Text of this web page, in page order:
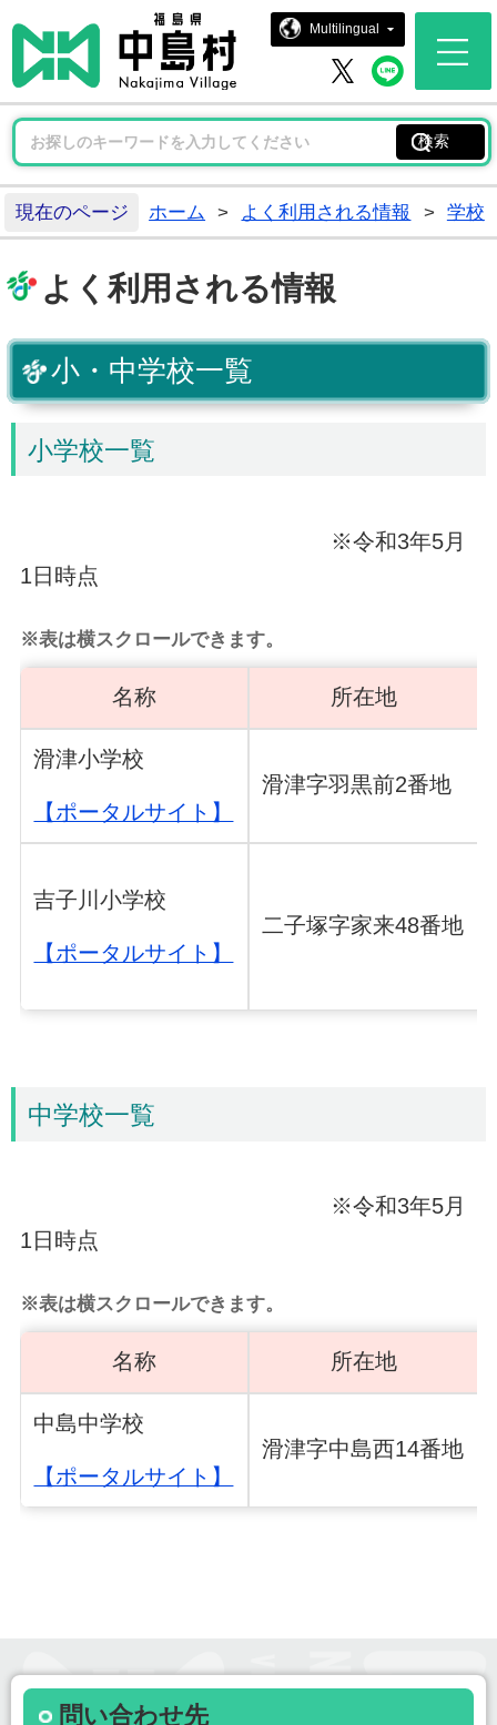
中島村ホ
Multilingual
中島村 X中島
現在のページ ホーム > よく利用される情報 > 学校
よく利用される情報
小・中学校一覧
小学校一覧
※令和3年5月
1日時点
※表は横スクロールできます。
名称 所在地
滑津小学校
【ポータルサイト】
滑津字羽黒前2番地
吉子川小学校
【ポータルサイト】
二子塚字家来48番地
中学校一覧
※令和3年5月
1日時点
※表は横スクロールできます。
名称 所在地
中島中学校
【ポータルサイト】
滑津字中島西14番地
問い合わせ先